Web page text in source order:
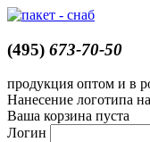
(495) 673-70-50
продукция оптом и в
Нанесение логотипа
Ваша корзина пуста
Логин